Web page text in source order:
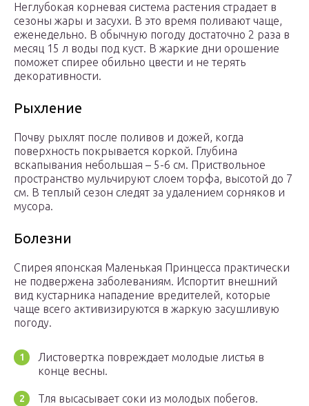
Неглубокая корневая система растения страдает в
сезоны жары и засухи. В это время поливают чаще,
еженедельно. В обычную погоду достаточно 2 раза в
месяц 15 л воды под куст. В жаркие дни орошение
поможет спирее обильно цвести и не терять
декоративности.
Рыхление
Почву рыхлят после поливов и дожей, когда
поверхность покрывается коркой. Глубина
вскапывания небольшая – 5-6 см. Приствольное
пространство мульчируют слоем торфа, высотой до 7
см. В теплый сезон следят за удалением сорняков и
мусора.
Болезни
Спирея японская Маленькая Принцесса практически
не подвержена заболеваниям. Испортит внешний
вид кустарника нападение вредителей, которые
чаще всего активизируются в жаркую засушливую
погоду.
Листовертка повреждает молодые листья в
конце весны.
Тля высасывает соки из молодых побегов.